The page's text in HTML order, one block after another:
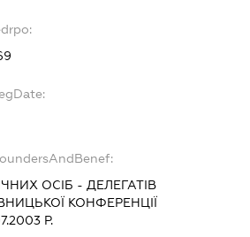
ОСІБ - ДЕЛЕГАТІВ
КОНФЕРЕНЦІЇ
Р.